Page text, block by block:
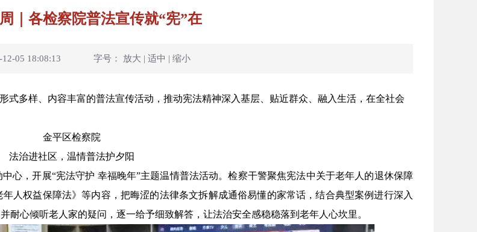
｜各检察院普法宣传就“宪”在
12-05 18:08:13 字号： 放大 | 适中 | 缩小
式多样、内容丰富的普法宣传活动，推动宪法精神深入基层、贴近群众、融入生活，在全社会
金平区检察院
法治进社区，温情普法护夕阳
心，开展“宪法守护 幸福晚年”主题温情普法活动。检察干警聚焦宪法中关于老年人的退休保障
人权益保障法》等内容，把晦涩的法律条文拆解成通俗易懂的家常话，结合典型案例进行深入
心倾听老人家的疑问，逐一给予细致解答，让法治安全感稳稳落到老年人心坎里。